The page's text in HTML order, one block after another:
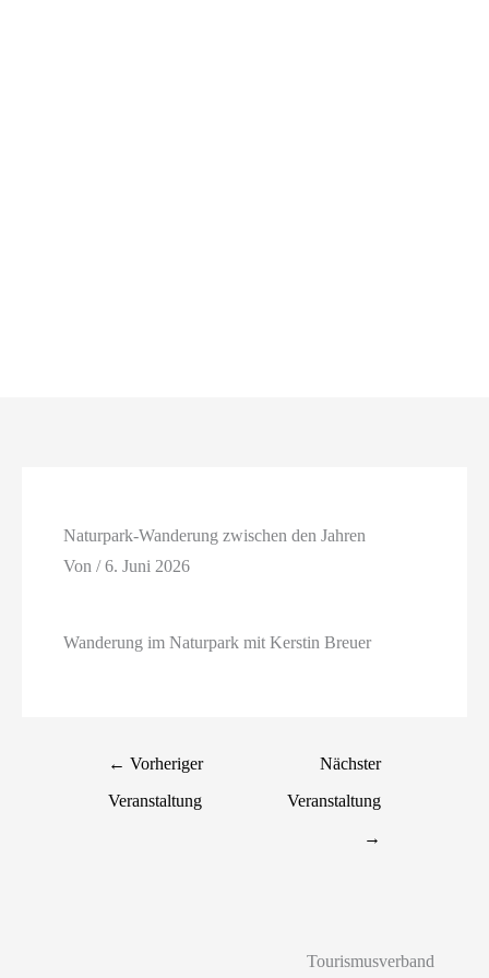
Naturpark-Wanderung zwischen den Jahren
Von/6. Juni 2026
Wanderung im Naturpark mit Kerstin Breuer
← Vorheriger
Veranstaltung
Nächster
Veranstaltung
→
Tourismusverband